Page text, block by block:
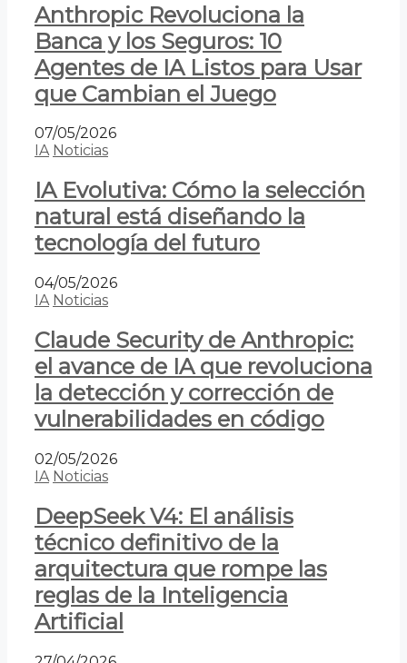
Anthropic Revoluciona la
Banca y los Seguros: 10
Agentes de IA Listos para Usar
que Cambian el Juego
07/05/2026
IA Noticias
IA Evolutiva: Cómo la selección
natural está diseñando la
tecnología del futuro
04/05/2026
IA Noticias
Claude Security de Anthropic:
el avance de IA que revoluciona
la detección y corrección de
vulnerabilidades en código
02/05/2026
IA Noticias
DeepSeek V4: El análisis
técnico definitivo de la
arquitectura que rompe las
reglas de la Inteligencia
Artificial